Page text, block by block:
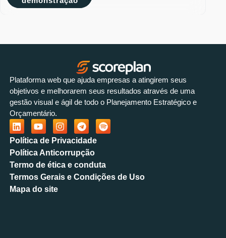
Plataforma web que ajuda empresas a atingirem seus
objetivos e melhorarem seus resultados através de uma
gestão visual e ágil de todo o Planejamento Estratégico e
Orçamentário.
Política de Privacidade
Política Anticorrupção
Termo de ética e conduta
Termos Gerais e Condições de Uso
Mapa do site